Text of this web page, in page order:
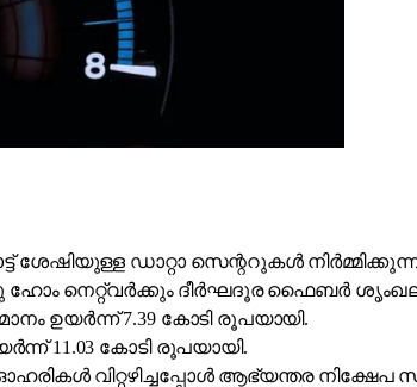
ശേഷിയുള്ള ഡാറ്റാ സെന്ററുകൾ
ഹോം നെറ്റ്‌വർക്കും ദീർഘദൂര ഫൈബർ
ഉയർന്ന് 7.39 കോടി രൂപയായി.
11.03 കോടി രൂപയായി.
വിറ്റഴിച്ചപ്പോൾ ആഭ്യന്തര